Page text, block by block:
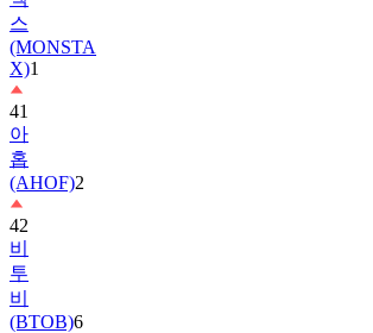
(MONSTA
X)
41
아
홉
(AHOF)
42
비
투
비
(BTOB)
43